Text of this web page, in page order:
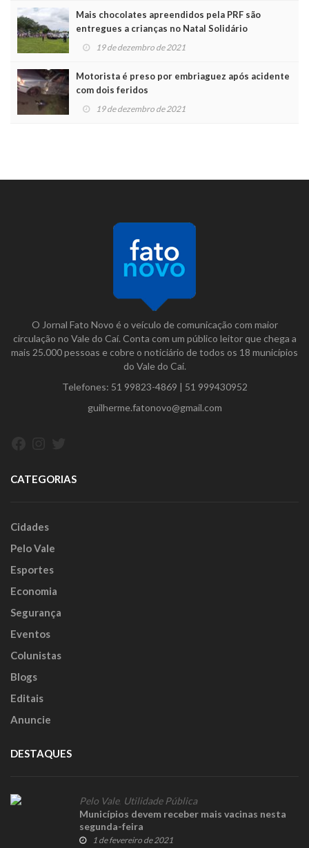
Mais chocolates apreendidos pela PRF são
entregues a crianças no Natal Solidário
19 de dezembro de 2021
Motorista é preso por embriaguez após acidente
com dois feridos
19 de dezembro de 2021
O Jornal Fato Novo é o veículo de comunicação com maior
circulação no Vale do Caí. Conta com um público leitor que chega a
mais 25.000 pessoas e cobre o noticiário de todos os 18 municípios
do Vale do Caí.
Telefones: 51 99823-4869 | 51 999430952
guilherme.fatonovo@gmail.com
CATEGORIAS
Cidades
Pelo Vale
Esportes
Economia
Segurança
Eventos
Colunistas
Blogs
Editais
Anuncie
DESTAQUES
Pelo Vale, Utilidade Pública
Municípios devem receber mais vacinas nesta
segunda-feira
1 de fevereiro de 2021